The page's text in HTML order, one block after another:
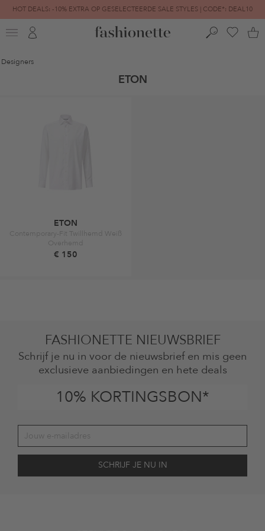
HOT DEALS: -10% EXTRA OP GESELECTEERDE SALE STYLES | CODE*: DEAL10
FINAL SALE | TOT -80% GEREDUCEERD
Designers
ETON
ETON
Contemporary-Fit Twillhemd Weiß
Overhemd
€ 150
FASHIONETTE NIEUWSBRIEF
Schrijf je nu in voor de nieuwsbrief en mis geen
exclusieve aanbiedingen en hete deals
10% KORTINGSBON*